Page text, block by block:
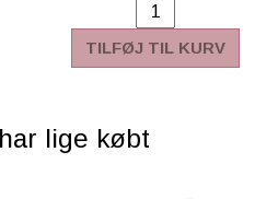
TILFØJ TIL KURV
lige købt